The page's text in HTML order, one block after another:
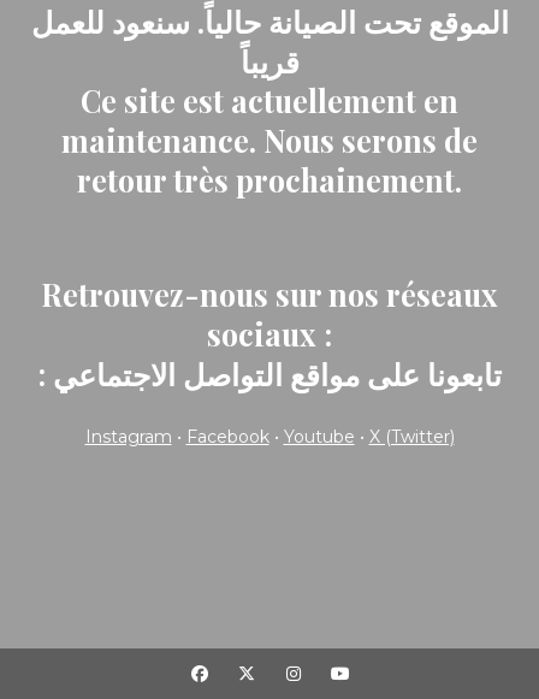
الموقع تحت الصيانة حالياً. سنعود للعمل
قريباً
Ce site est actuellement en
maintenance. Nous serons de
retour très prochainement.
Retrouvez-nous sur nos réseaux
sociaux :
: تابعونا على مواقع التواصل الاجتماعي
Instagram • Facebook• Youtube • X (Twitter)